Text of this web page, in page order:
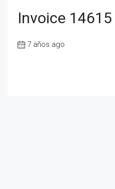
Invoice 14615
7 años ago